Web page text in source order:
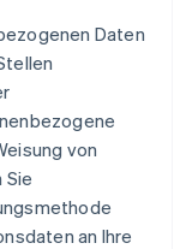
Daten
von
Sie
an Ihre